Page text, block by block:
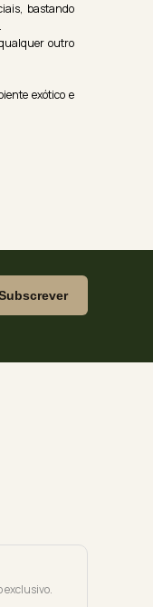
bastando
outro
exótico e
exclusivo.